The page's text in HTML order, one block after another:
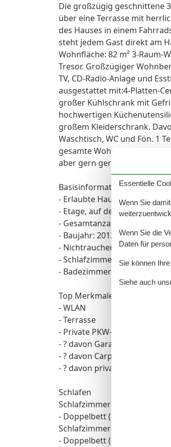
Die großzügig geschnittene
über eine Terrasse mit
des Hauses in einem
steht jedem Gast direkt am
Wohnfläche: 82 m² 3-
Tresor. Großzügiger
TV, CD-Radio-Anlage und
ausgestattet mit:4-Platten-
großer Kühlschrank mit
hochwertigen
großem Kleiderschrank.
Waschtisch, WC und Fön. 1
gesamte Wohnung ist mit
aber gern geraucht werden.)
Basisinformationen
- Erlaubte Haustiere: keins
- Etage, auf der sich das
- Gesamtanzahl d.
- Baujahr: 2012
- Nichtraucherunterkunft
- Schlafzimmeranzahl: 2
- Badezimmeranzahl: 1
Top Merkmale
- WLAN
- Terrasse
- Private PKW-Stellplätze
- ? davon Garagenstellplätze:
- ? davon Carport-Stellplätze:
- ? davon private
Schlafen
Schlafzimmer 1
- Doppelbett (1,80m Breite)
Schlafzimmer 3
- Doppelbett (1,80m Breite)
Essentielle
Wenn Sie
Wenn Sie die
Daten für
Sie können
Siehe auch